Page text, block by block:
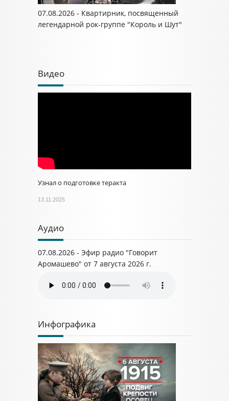
07.08.2026 - Квартирник, посвященный
легендарной рок-группе "Король и Шут"
Видео
Узнал о подготовке теракта
13.11.2025
Аудио
07.08.2026 - Эфир радио "Говорит
Аромашево" от 7 августа 2026 г.
Инфографика